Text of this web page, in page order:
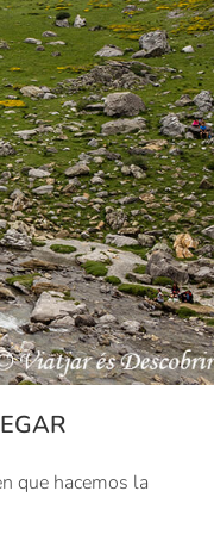
que hacemos la